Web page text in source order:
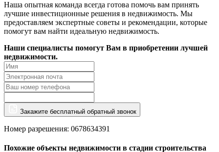
Наша опытная команда всегда готова помочь вам принять
лучшие инвестиционные решения в недвижимость. Мы
предоставляем экспертные советы и рекомендации, которые
помогут вам найти идеальную недвижимость.
Наши специалисты помогут Вам в приобретении лучшей
недвижимости.
Закажите бесплатный обратный звонок
Номер разрешения: 0678634391
Похожие объекты недвижимости в стадии строительства